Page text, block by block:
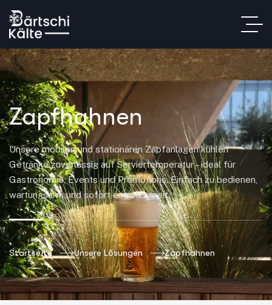
Zapfhahnen
Unsere mobilen und stationären Zapfanlagen kühlen
Getränke zuverlässig auf Serviertemperatur – ideal für
Gastronomie, Events und Promotions. Einfach zu bedienen,
wartungsarm und sofort einsatzbereit.
Startseite Unsere Lösungen Zapfhahnen